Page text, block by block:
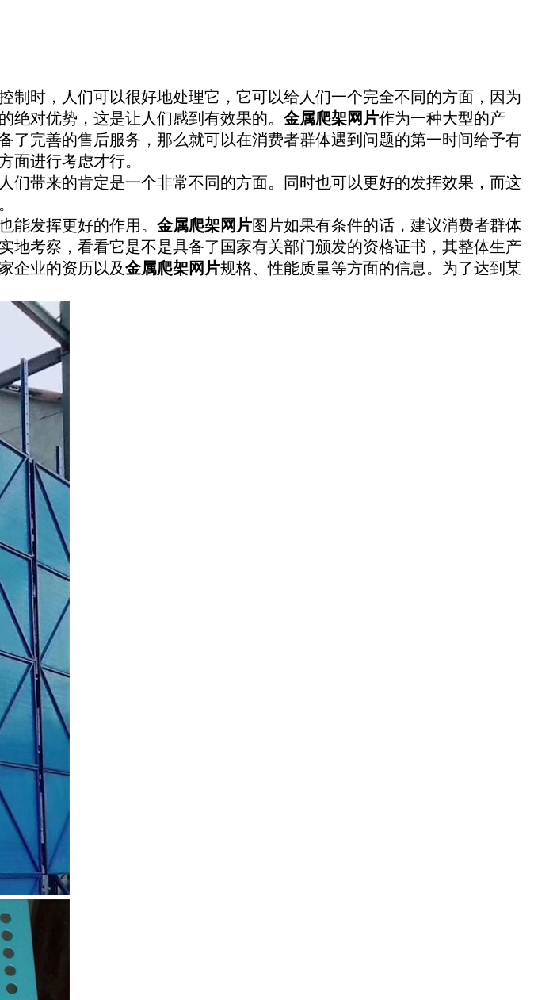
制时，人们可以很好地处理它，它可以给人们一个完全不同的方面，因为
对优势，这是让人们感到有效果的。 金属爬架网片作为一种大型的产
了完善的售后服务，那么就可以在消费者群体遇到问题的第一时间给予有
面进行考虑才行。
们带来的肯定是一个非常不同的方面。同时也可以更好的发挥效果，而这
发挥更好的作用。 金属爬架网片图片如果有条件的话，建议消费者群体
考察，看看它是不是具备了国家有关部门颁发的资格证书，其整体生产
企业的资历以及金属爬架网片规格、性能质量等方面的信息。为了达到某